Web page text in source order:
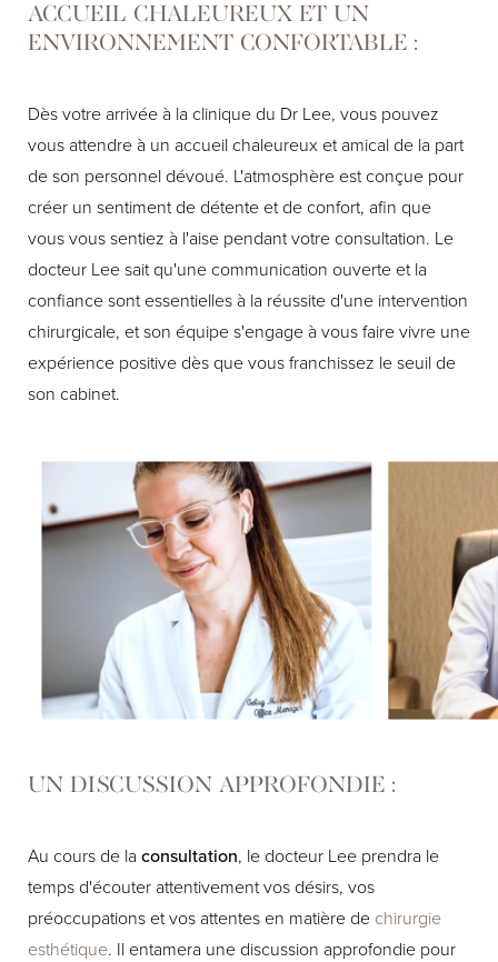
ACCUEIL CHALEUREUX ET UN
ENVIRONNEMENT CONFORTABLE :
Dès votre arrivée à la clinique du Dr Lee, vous pouvez
vous attendre à un accueil chaleureux et amical de la part
de son personnel dévoué. L'atmosphère est conçue pour
créer un sentiment de détente et de confort, afin que
vous vous sentiez à l'aise pendant votre consultation. Le
docteur Lee sait qu'une communication ouverte et la
confiance sont essentielles à la réussite d'une intervention
chirurgicale, et son équipe s'engage à vous faire vivre une
expérience positive dès que vous franchissez le seuil de
son cabinet.
UN DISCUSSION APPROFONDIE :
Au cours de la consultation, le docteur Lee prendra le
temps d'écouter attentivement vos désirs, vos
préoccupations et vos attentes en matière de chirurgie
esthétique. Il entamera une discussion approfondie pour